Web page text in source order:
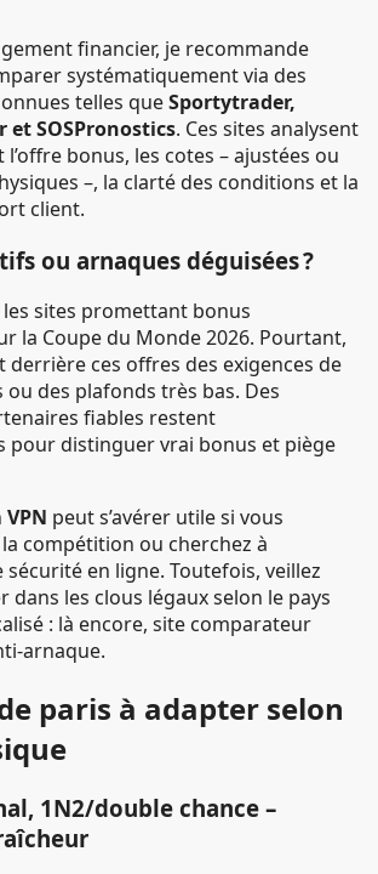
financier, je recommande
systématiquement via des
telles queSportytrader,
SOSPronostics. Ces sites analysent
bonus, les cotes – ajustées ou
–, la clarté des conditions et la
client.
ou arnaques déguisées ?
sites promettant bonus
la Coupe du Monde 2026. Pourtant,
derrière ces offres des exigences de
ou des plafonds très bas. Des
fiables restent
pour distinguer vrai bonus et piège
VPN peut s’avérer utile si vous
compétition ou cherchez à
en ligne. Toutefois, veillez
dans les clous légaux selon le pays
: là encore, site comparateur
arnaque.
paris à adapter selon
1N2/double chance –